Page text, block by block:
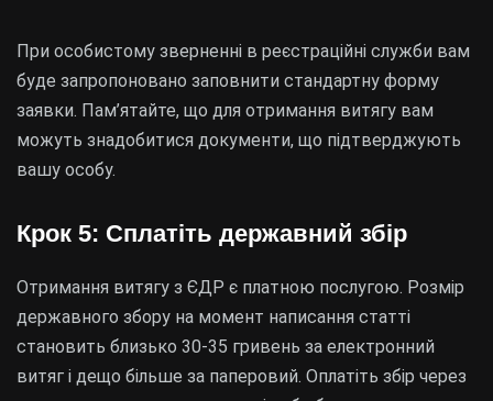
При особистому зверненні в реєстраційні служби вам
буде запропоновано заповнити стандартну форму
заявки. Пам’ятайте, що для отримання витягу вам
можуть знадобитися документи, що підтверджують
вашу особу.
Крок 5: Сплатіть державний збір
Отримання витягу з ЄДР є платною послугою. Розмір
державного збору на момент написання статті
становить близько 30-35 гривень за електронний
витяг і дещо більше за паперовий. Оплатіть збір через